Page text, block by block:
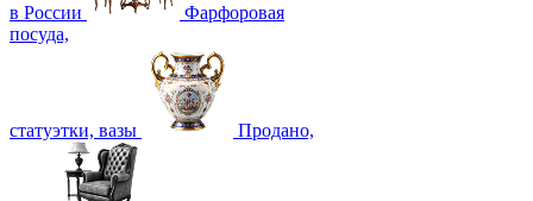
в России
Фарфоровая
посуда,
статуэтки, вазы Продано,